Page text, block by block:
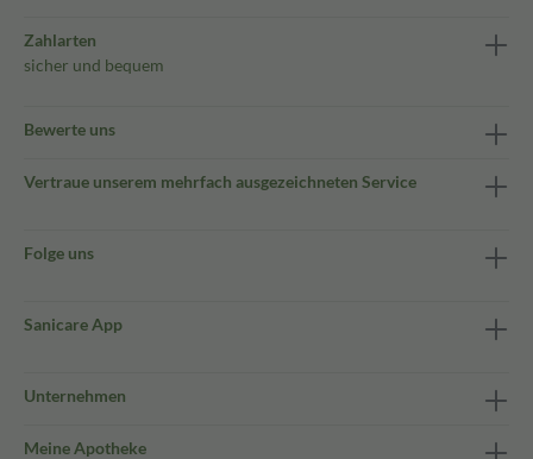
Zahlarten
sicher und bequem
Bewerte uns
Vertraue unserem mehrfach ausgezeichneten Service
Folge uns
Sanicare App
Unternehmen
Meine Apotheke